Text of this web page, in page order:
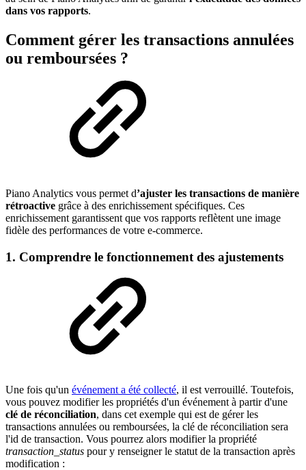
dans vos rapports.
Comment gérer les transactions annulées
ou remboursées ?
Piano Analytics vous permet d’ajuster les transactions de manière
rétroactive grâce à des enrichissement spécifiques. Ces
enrichissement garantissent que vos rapports reflètent une image
fidèle des performances de votre e-commerce.
1. Comprendre le fonctionnement des ajustements
Une fois qu'un événement a été collecté, il est verrouillé. Toutefois,
vous pouvez modifier les propriétés d'un événement à partir d'une
clé de réconciliation, dans cet exemple qui est de gérer les
transactions annulées ou remboursées, la clé de réconciliation sera
l'id de transaction. Vous pourrez alors modifier la propriété
transaction_status pour y renseigner le statut de la transaction après
modification :